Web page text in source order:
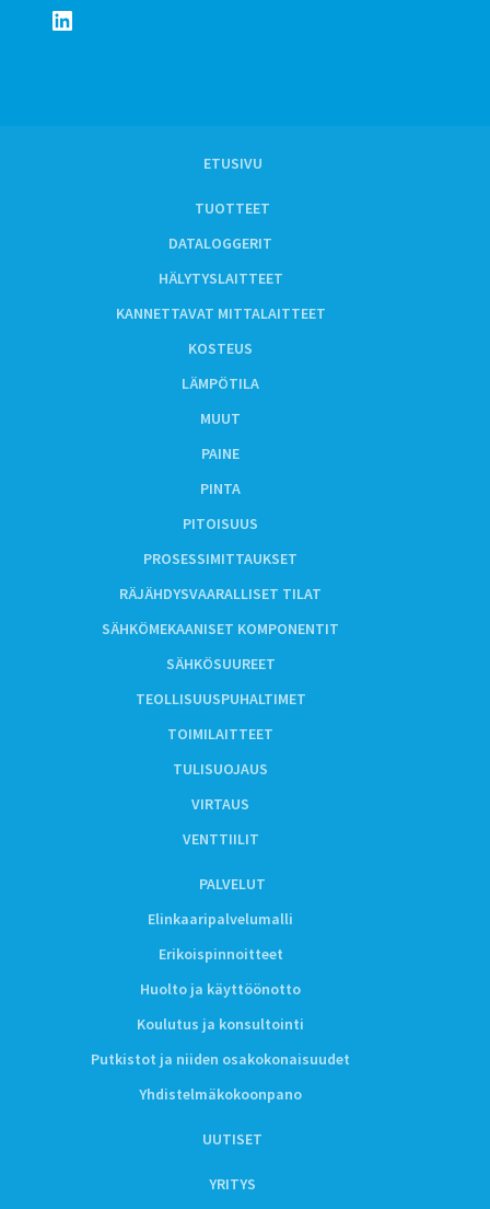
LinkedIn
ETUSIVU
TUOTTEET
DATALOGGERIT
HÄLYTYSLAITTEET
KANNETTAVAT MITTALAITTEET
KOSTEUS
LÄMPÖTILA
MUUT
PAINE
PINTA
PITOISUUS
PROSESSIMITTAUKSET
RÄJÄHDYSVAARALLISET TILAT
SÄHKÖMEKAANISET KOMPONENTIT
SÄHKÖSUUREET
TEOLLISUUSPUHALTIMET
TOIMILAITTEET
TULISUOJAUS
VIRTAUS
VENTTIILIT
PALVELUT
Elinkaaripalvelumalli
Erikoispinnoitteet
Huolto ja käyttöönotto
Koulutus ja konsultointi
Putkistot ja niiden osakokonaisuudet
Yhdistelmäkokoonpano
UUTISET
YRITYS